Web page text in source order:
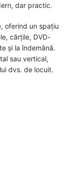
dar practic.
oferind un spațiu
cărțile, DVD-
și la îndemână.
sau vertical,
dvs. de locuit.